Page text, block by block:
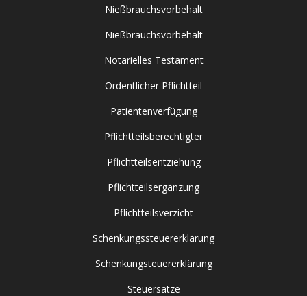
Nießbrauchsvorbehalt
Nießbrauchsvorbehalt
Notarielles Testament
Ordentlicher Pflichtteil
Patientenverfügung
Pflichtteilsberechtigter
Pflichtteilsentziehung
Pflichtteilsergänzung
Pflichtteilsverzicht
Schenkungssteuererklärung
Schenkungsteuererklärung
Steuersätze